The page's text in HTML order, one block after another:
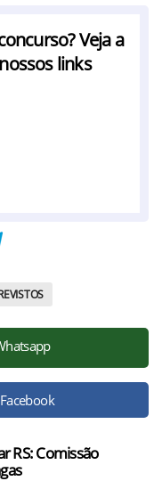
Veja a
links
RS: Comissão